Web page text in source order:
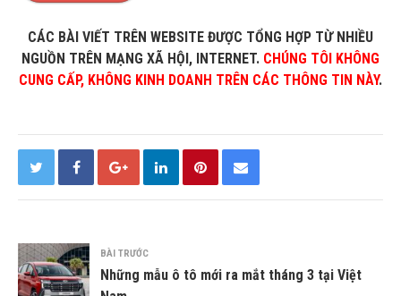
CÁC BÀI VIẾT TRÊN WEBSITE ĐƯỢC TỔNG HỢP TỪ NHIỀU
NGUỒN TRÊN MẠNG XÃ HỘI, INTERNET. CHÚNG TÔI KHÔNG
CUNG CẤP, KHÔNG KINH DOANH TRÊN CÁC THÔNG TIN NÀY.
BÀI TRƯỚC
Những mẫu ô tô mới ra mắt tháng 3 tại Việt